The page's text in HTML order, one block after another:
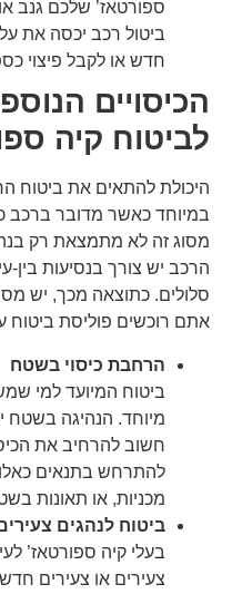
ספורטאז’ שלכם גנב
ביטול רכב יכסה את
חדש או לקבל פיצוי
הכיסויים
לביטוח קיה
היכולת להתאים את ביטוח
במיוחד כאשר מדובר ברכב
מסוג זה לא מתמצאת רק
הרכב יש צורך בנסיעות בין-
סלולים. כתוצאה מכך, יש
אתם רוכשים פוליסת ביטוח
הרחבת כיסוי בשטח
ביטוח המיועד למי
מיוחד. הנהיגה בשטח
חשוב להרחיב את
להתרחש בתנאים כאלו,
מכניות, או תאונות
ביטוח לנהגים
בעלי קיה ספורטאז’
צעירים או צעירים